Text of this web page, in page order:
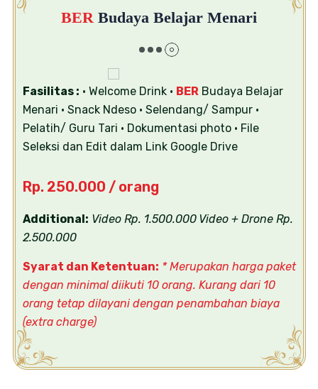
BER Budaya Belajar Menari
Fasilitas : • Welcome Drink• BERBudaya Belajar
Menari • Snack Ndeso• Selendang/ Sampur•
Pelatih/ Guru Tari • Dokumentasi photo• File
Seleksi dan Edit dalam Link Google Drive
Rp. 250.000 / orang
Additional: Video Rp. 1.500.000Video + Drone Rp.
2.500.000
Syarat dan Ketentuan: * Merupakan harga paket
dengan minimal diikuti 10 orang. Kurang dari 10
orang tetap dilayani dengan penambahan biaya
(extra charge)